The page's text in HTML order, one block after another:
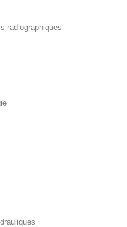
radiographiques